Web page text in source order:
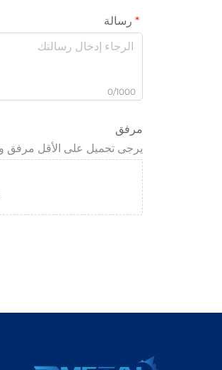
رسالة
0/1000
مرفق
يرجى تحميل على الأقل مرفق